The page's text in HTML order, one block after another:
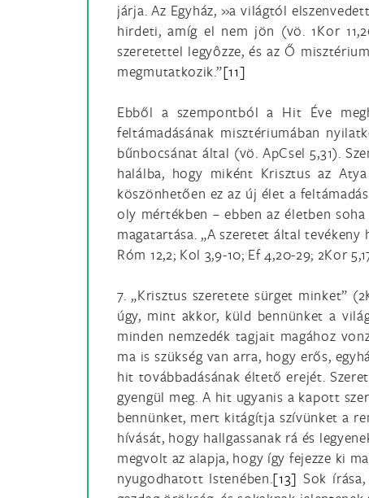
járja. Az Egyház, »a világtól
hirdeti, amíg el nem jön (vö. 1Kor
szeretettel legyôzze, és az Ő
megmutatkozik.”[11]
Ebből a szempontból a Hit Éve
feltámadásának misztériumában
bűnbocsánat által (vö. ApCsel 5,31).
halálba, hogy miként Krisztus az
köszönhetően ez az új élet a
oly mértékben – ebben az életben
magatartása. „A szeretet által
Róm 12,2; Kol 3,9-10; Ef 4,20-29; 2Kor
7. „Krisztus szeretete sürget minket”
úgy, mint akkor, küld bennünket a
minden nemzedék tagjait magához
ma is szükség van arra, hogy erős,
hit továbbadásának éltető erejét.
gyengül meg. A hit ugyanis a kapott
bennünket, mert kitágítja szívünket a
hívását, hogy hallgassanak rá és
megvolt az alapja, hogy így fejezze ki
nyugodhatott Istenében.[13] Sok